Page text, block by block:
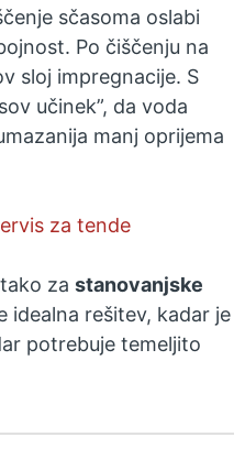
sčasoma oslabi
Po čiščenju na
sloj impregnacije. S
učinek”, da voda
manj oprijema
za tende
za stanovanjske
idealna rešitev, kadar je
potrebuje temeljito